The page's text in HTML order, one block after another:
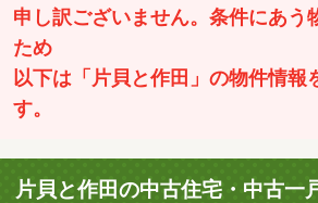
申し訳ございません。条件にあう
ため
以下は「片貝と作田」の物件情報
す。
片貝と作田の中古住宅・中古一